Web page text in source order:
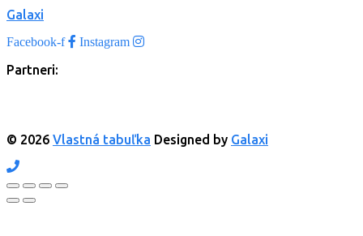
Galaxi
Facebook-f Instagram
Partneri:
© 2026 Vlastná tabuľka Designed by Galaxi